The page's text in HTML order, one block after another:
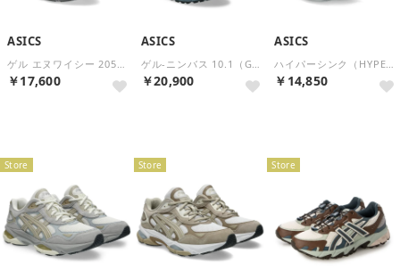
ASICS
￥17,600
ASICS
￥20,900
ASICS
￥14,850
Store Store Store